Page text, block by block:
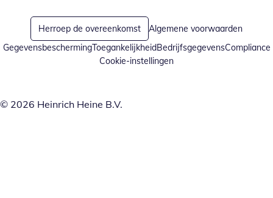
Herroep de overeenkomst
Algemene voorwaarden
GegevensbeschermingToegankelijkheidBedrijfsgegevensCompliance
Cookie-instellingen
© 2026 Heinrich Heine B.V.